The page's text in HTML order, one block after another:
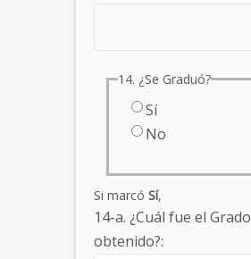
14. ¿Se Graduó?
Sí
No
Si marcó Sí,
14-a. ¿Cuál fue el Grado
obtenido?: